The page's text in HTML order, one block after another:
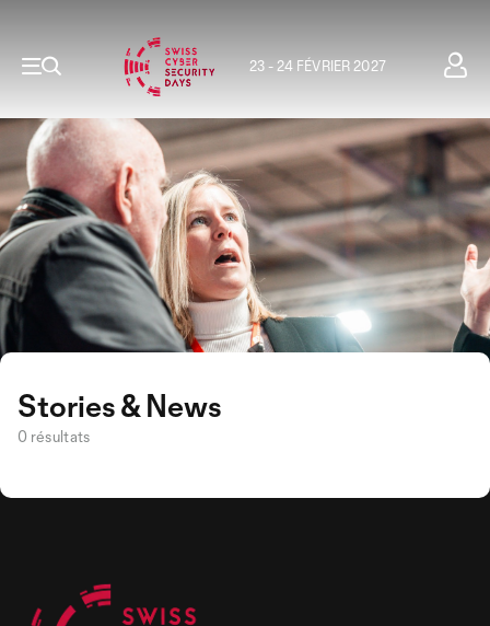
23 - 24 FÉVRIER 2027
Stories & News
0 résultats